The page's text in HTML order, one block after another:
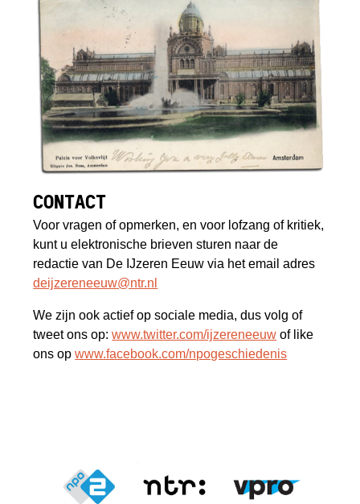
CONTACT
Voor vragen of opmerken, en voor lofzang of kritiek,
kunt u elektronische brieven sturen naar de
redactie van De IJzeren Eeuw via het email adres
deijzereneeuw@ntr.nl
We zijn ook actief op sociale media, dus volg of
tweet ons op:www.twitter.com/ijzereneeuw of like
ons opwww.facebook.com/npogeschiedenis